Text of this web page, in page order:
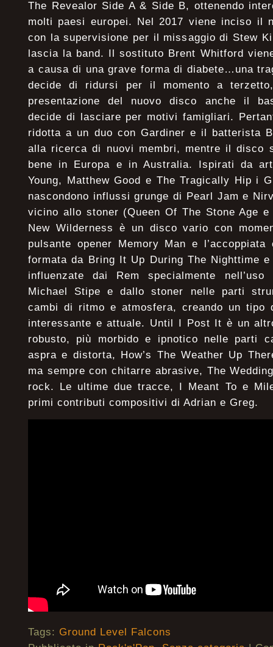
The Revealor Side A & Side B, ottenendo
molti paesi europei. Nel 2017 viene inciso il
con la supervisione per il missaggio di Stew
lascia la band. Il sostituto Brent Whitford
a causa di una grave forma di diabete…una
decide di ridursi per il momento a
presentazione del nuovo disco anche il
decide di lasciare per motivi famigliari.
ridotta a un duo con Gardiner e il batterista
alla ricerca di nuovi membri, mentre il disco
bene in Europa e in Australia. Ispirati da
Young, Matthew Good e The Tragically Hip i
nascondono influssi grunge di Pearl Jam e
vicino allo stoner (Queen Of The Stone Age
New Wilderness è un disco vario con
pulsante opener Memory Man e
formata da Bring It Up During The Nighttime e
influenzate dai Rem specialmente
Michael Stipe e dallo stoner nelle parti
cambi di ritmo e atmosfera, creando un tipo
interessante e attuale. Until I Post It è un
robusto, più morbido e ipnotico nelle parti
aspra e distorta, How’s The Weather Up
ma sempre con chitarre abrasive, The
rock. Le ultime due tracce, I Meant To e
primi contributi compositivi di Adrian e Greg.
Tags: Ground Level Falcons